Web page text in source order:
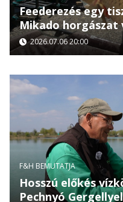
Feederezés egy
Mikado horgászat
2026.07.06 20:00
F&H BEMUTATJA
Hosszú előkés
Pechnyó Gergellyel